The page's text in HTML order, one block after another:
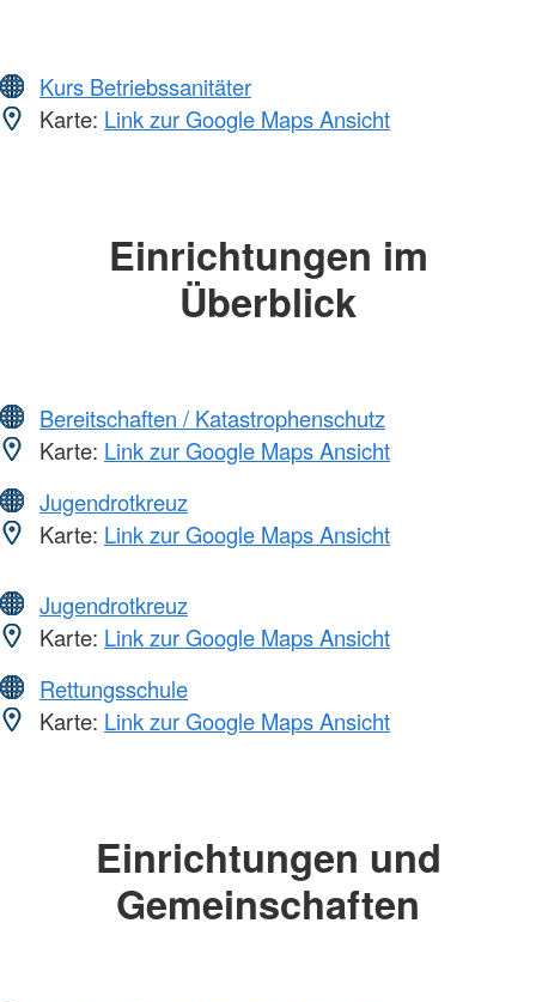
Kurs Betriebssanitäter
Karte: Link zur Google Maps Ansicht
Einrichtungen im
Überblick
Bereitschaften / Katastrophenschutz
Karte: Link zur Google Maps Ansicht
Jugendrotkreuz
Karte: Link zur Google Maps Ansicht
Jugendrotkreuz
Karte: Link zur Google Maps Ansicht
Rettungsschule
Karte: Link zur Google Maps Ansicht
Einrichtungen und
Gemeinschaften